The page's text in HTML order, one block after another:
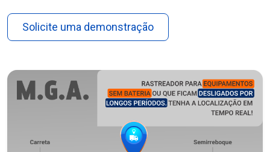
Solicite uma demonstração